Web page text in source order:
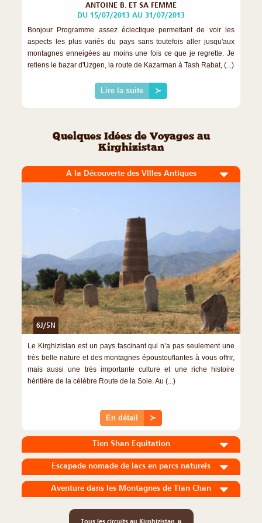
ANTOINE B. ET SA FEMME
DU 15/07/2013 AU 31/07/2013
Bonjour Programme assez éclectique permettant de voir les
aspects les plus variés du pays sans toutefois aller jusqu'aux
montagnes enneigées au moins une fois ce que je regrette. Je
retiens le bazar d'Uzgen, la route de Kazarman à Tash Rabat, (...)
Lire la suite ≻
Quelques Idées de Voyages au
Kirghizistan
A la Découverte des Villes Antiques
6J/5N ©
Le Kirghizistan est un pays fascinant qui n’a pas seulement une
très belle nature et des montagnes époustouflantes à vous offrir,
mais aussi une très importante culture et une riche histoire
héritière de la célèbre Route de la Soie. Au (...)
En détail ≻
Tien Shan Equitation
Escapade nomade de lacs en parcs naturels
Aventure dans les Montagnes de Tian Chan
Tous les circuits au Kirghizistan »